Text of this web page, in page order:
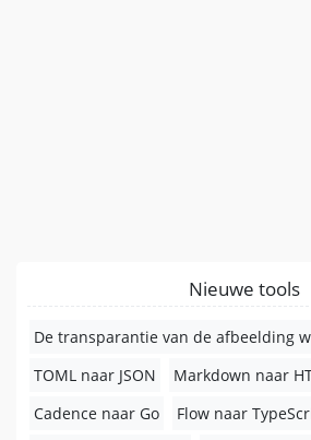
Nieuwe tools
De transparantie van de afbeelding
TOML naar JSON
Markdown naar
Cadence naar Go
Flow naar